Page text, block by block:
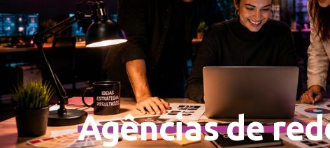
Agências de